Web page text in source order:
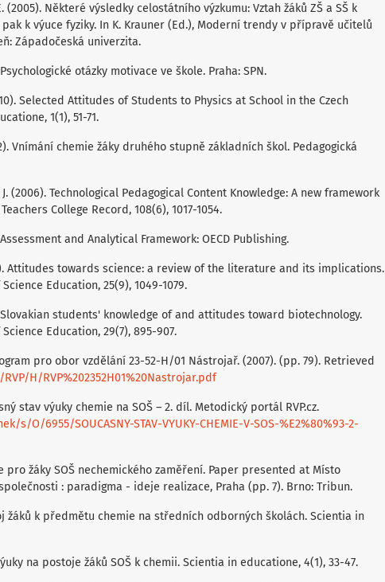
(2005). Některé výsledky celostátního výzkumu: Vztah žáků ZŠ a SŠ k
k výuce fyziky. In K. Krauner (Ed.), Moderní trendy v přípravě učitelů
Západočeská univerzita.
otázky motivace ve škole. Praha: SPN.
Selected Attitudes of Students to Physics at School in the Czech
1(1), 51-71.
Vnímání chemie žáky druhého stupně základních škol. Pedagogická
J. (2006). Technological Pedagogical Content Knowledge: A new framework
College Record, 108(6), 1017-1054.
Assessment and Analytical Framework: OECD Publishing.
Attitudes towards science: a review of the literature and its implications.
Education, 25(9), 1049-1079.
Slovakian students' knowledge of and attitudes toward biotechnology.
Education, 29(7), 895-907.
pro obor vzdělání 23-52-H/01 Nástrojař. (2007). (pp. 79). Retrieved
H/RVP%202352H01%20Nastrojar.pdf
stav výuky chemie na SOŠ – 2. díl. Metodický portál RVP.cz.
s/O/6955/SOUCASNY-STAV-VYUKY-CHEMIE-V-SOS-%E2%80%93-2-
pro žáky SOŠ nechemického zaměření. Paper presented at Místo
: paradigma - ideje realizace, Praha (pp. 7). Brno: Tribun.
žáků k předmětu chemie na středních odborných školách. Scientia in
na postoje žáků SOŠ k chemii. Scientia in educatione, 4(1), 33-47.